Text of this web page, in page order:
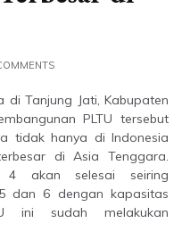
di Tanjung Jati, Kabupaten
PLTU tersebut
tidak hanya di Indonesia
di Asia Tenggara.
4 akan selesai seiring
dan 6 dengan kapasitas
ini sudah melakukan